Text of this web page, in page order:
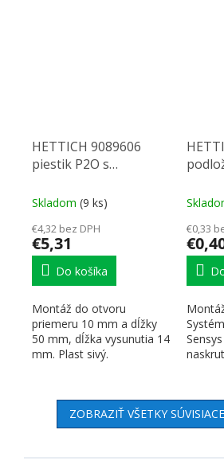
HETTICH 9089606
piestik P2O s
zavŕtaniu
Skladom (9 ks)
€4,32 bez DPH
€5,31
Do košíka
Montáž do otvoru
priemeru 10 mm a dĺžky
50 mm, dĺžka vysunutia 14
mm. Plast sivý.
€0,33
ZOBRAZIŤ VŠETKY